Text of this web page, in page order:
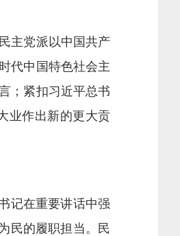
主党派以中国共产
代中国特色社会主
；紧扣习近平总书
业作出新的更大贡
记在重要讲话中强
民的履职担当。民